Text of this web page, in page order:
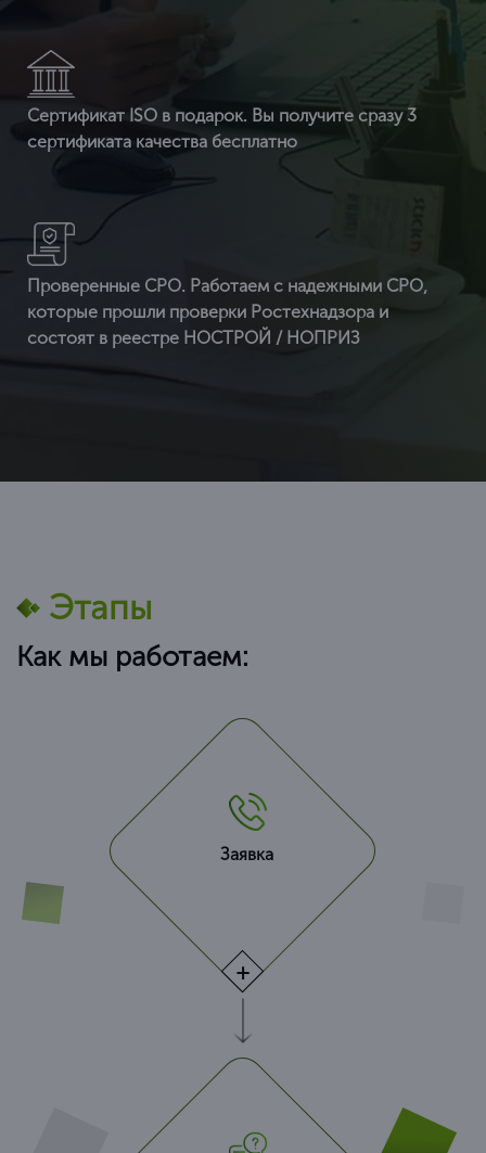
Сертификат ISO в подарок. Вы получите сразу 3
сертификата качества бесплатно
Проверенные СРО. Работаем с надежными СРО,
которые прошли проверки Ростехнадзора и
состоят в реестре НОСТРОЙ / НОПРИЗ
Этапы
Как мы работаем:
Заявка